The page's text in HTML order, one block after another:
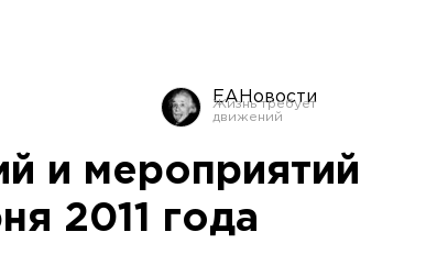
ЕАНовости
и мероприятий
2011 года